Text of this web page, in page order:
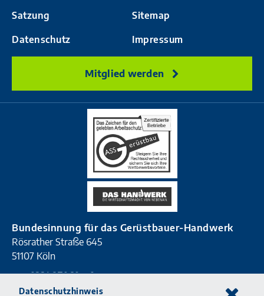
Satzung Sitemap
Datenschutz Impressum
Mitglied werden
Bundesinnung für das Gerüstbauer-Handwerk
Rösrather Straße 645
51107 Köln
T
0221 87060 - 0
0221 87060 - 90
Datenschutzhinweis